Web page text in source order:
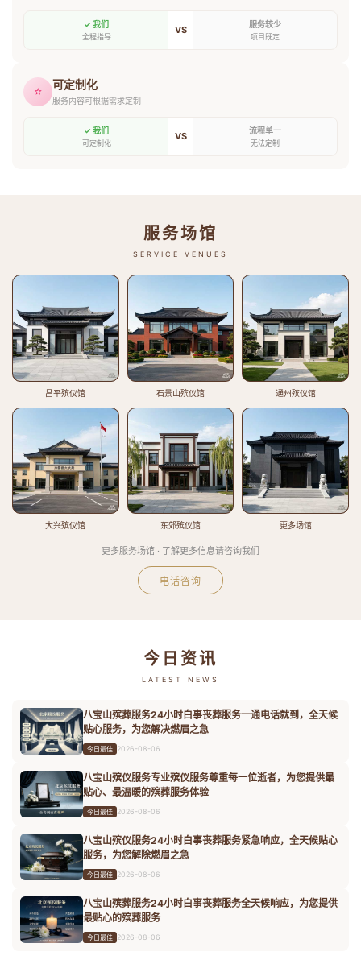
✓ 我们
全程指导
VS 服务较少
项目既定
⭐ 可定制化
服务内容可根据需求定制
✓ 我们
可定制化
VS 流程单一
无法定制
服务场馆
SERVICE VENUES
昌平殡仪馆 石景山殡仪馆 通州殡仪馆
大兴殡仪馆 东郊殡仪馆 更多场馆
更多服务场馆 · 了解更多信息请咨询我们
电话咨询
今日资讯
LATEST NEWS
八宝山殡葬服务24小时白事丧葬服务一通电话就到，全天候
贴心服务，为您解决燃眉之急
今日最佳 2026-08-06
八宝山殡仪服务专业殡仪服务尊重每一位逝者，为您提供最
贴心、最温暖的殡葬服务体验
今日最佳 2026-08-06
八宝山殡仪服务24小时白事丧葬服务紧急响应，全天候贴心
服务，为您解除燃眉之急
今日最佳 2026-08-06
八宝山殡葬服务24小时白事丧葬服务全天候响应，为您提供
最贴心的殡葬服务
今日最佳 2026-08-06